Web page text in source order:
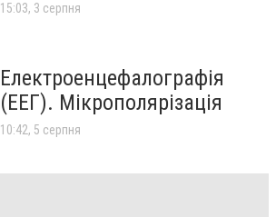
15:03, 3 серпня
Електроенцефалографія
(ЕЕГ). Мікрополярізація
10:42, 5 серпня